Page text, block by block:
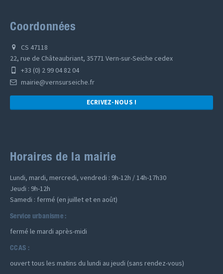
Coordonnées
CS 47118
22, rue de Châteaubriant, 35771 Vern-sur-Seiche cedex
+33 (0) 2 99 04 82 04
mairie@vernsurseiche.fr
ECRIVEZ-NOUS !
Horaires de la mairie
Lundi, mardi, mercredi, vendredi : 9h-12h / 14h-17h30
Jeudi : 9h-12h
Samedi : fermé (en juillet et en août)
Service urbanisme :
fermé le mardi après-midi
CCAS :
ouvert tous les matins du lundi au jeudi (sans rendez-vous)